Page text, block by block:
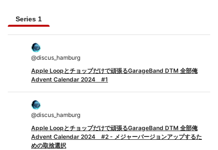
Series 1
@discus_hamburg
Apple Loopとチョップだけで頑張るGarageBand DTM 全部俺
Advent Calendar 2024 #1
@discus_hamburg
Apple Loopとチョップだけで頑張るGarageBand DTM 全部俺
Advent Calendar 2024 #2 - メジャーバージョンアップするた
めの取捨選択